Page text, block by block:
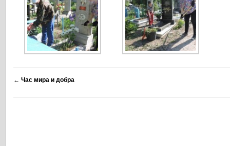
← Час мира и добра